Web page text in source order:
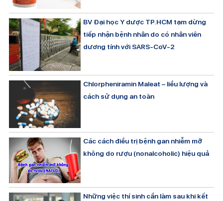
BV Đại học Y dược TP.HCM tạm dừng
tiếp nhận bệnh nhân do có nhân viên
dương tính với SARS-CoV-2
Chlorpheniramin Maleat – liều lượng và
cách sử dụng an toàn
Các cách điều trị bệnh gan nhiễm mỡ
không do rượu (nonalcoholic) hiệu quả
Những việc thí sinh cần làm sau khi kết